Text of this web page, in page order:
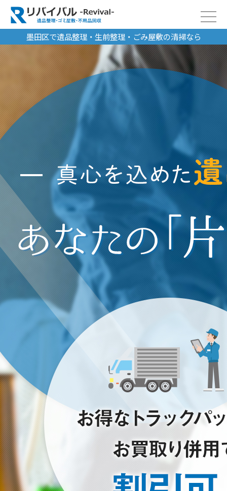
墨田区で遺品整理・生前整理・ごみ屋敷の清掃なら